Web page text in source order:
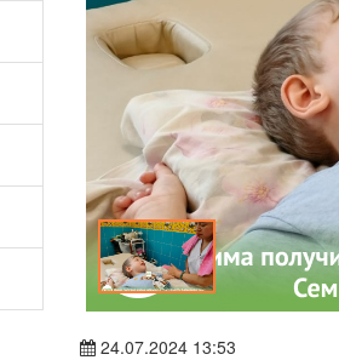
24.07.2024 13:53